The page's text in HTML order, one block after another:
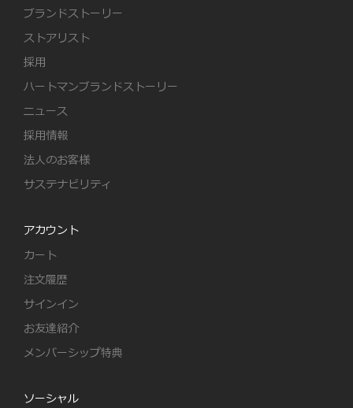
ブランドストーリー
ストアリスト
採用
ハートマンブランドストーリー
ニュース
採用情報
法人のお客様
サステナビリティ
アカウント
カート
注文履歴
サインイン
お友達紹介
メンバーシップ特典
ソーシャル